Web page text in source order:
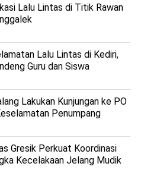
Lalu Lintas di Titik Rawan
Lalu Lintas di Kediri,
Guru dan Siswa
Lakukan Kunjungan ke PO
Penumpang
Gresik Perkuat Koordinasi
Kecelakaan Jelang Mudik